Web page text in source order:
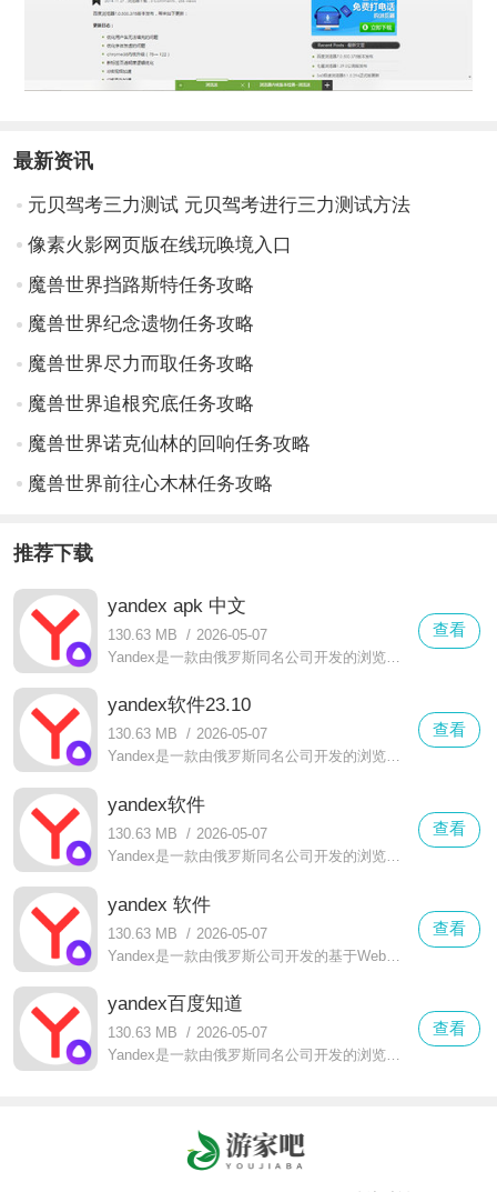
最新资讯
元贝驾考三力测试 元贝驾考进行三力测试方法
像素火影网页版在线玩唤境入口
魔兽世界挡路斯特任务攻略
魔兽世界纪念遗物任务攻略
魔兽世界尽力而取任务攻略
魔兽世界追根究底任务攻略
魔兽世界诺克仙林的回响任务攻略
魔兽世界前往心木林任务攻略
推荐下载
yandex apk 中文
130.63 MB / 2026-05-07
Yandex是一款由俄罗斯同名公司开发的浏览器软件。它采用了WebKit内核，这一选择反映了当前的技术潮流
查看
yandex软件23.10
130.63 MB / 2026-05-07
Yandex是一款由俄罗斯同名公司开发的浏览器软件。它采用了WebKit内核，这一选择反映了当前的技术潮流
查看
yandex软件
130.63 MB / 2026-05-07
Yandex是一款由俄罗斯同名公司开发的浏览器软件。它采用了WebKit内核，这是当前技术潮流的一种表现
查看
yandex 软件
130.63 MB / 2026-05-07
Yandex是一款由俄罗斯公司开发的基于WebKit内核的浏览器软件。它以其高效和节能特性而著称：加载速度快且内存消耗低，从而提升了用户体验
查看
yandex百度知道
130.63 MB / 2026-05-07
Yandex是一款由俄罗斯同名公司开发的浏览器软件。它采用了WebKit内核，这一选择反映了当前的技术潮流
查看